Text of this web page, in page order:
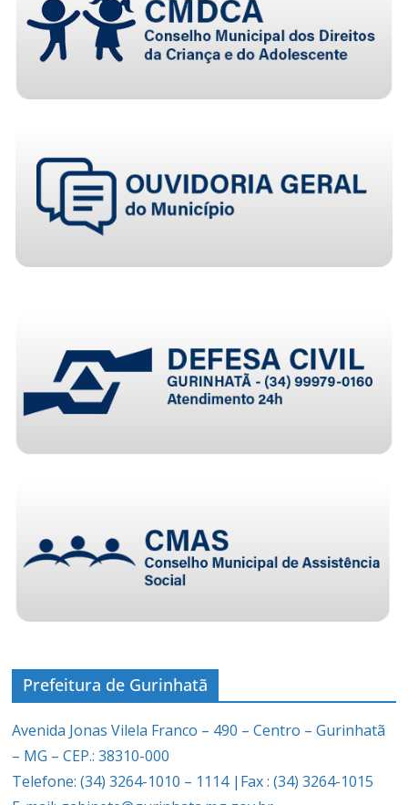
Prefeitura de Gurinhatã
Avenida Jonas Vilela Franco – 490 – Centro – Gurinhatã
– MG – CEP.: 38310-000
Telefone: (34) 3264-1010 – 1114 |Fax : (34) 3264-1015